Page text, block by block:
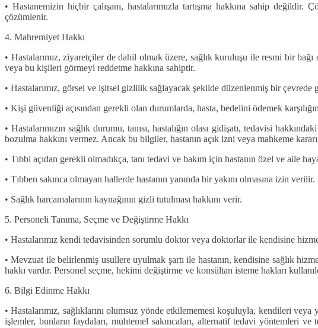
• Hastanemizin hiçbir çalışanı, hastalarımızla tartışma hakkına sahip
çözümlenir.
4. Mahremiyet Hakkı
• Hastalarımız, ziyaretçiler de dahil olmak üzere, sağlık kuruluşu ile resmi bir
veya bu kişileri görmeyi reddetme hakkına sahiptir.
• Hastalarımız, görsel ve işitsel gizlilik sağlayacak şekilde düzenlenmiş bir çevrede
• Kişi güvenliği açısından gerekli olan durumlarda, hasta, bedelini ödemek
• Hastalarımızın sağlık durumu, tanısı, hastalığın olası gidişatı, tedavisi
bozulma hakkını vermez. Ancak bu bilgiler, hastanın açık izni veya mahkeme
• Tıbbi açıdan gerekli olmadıkça, tanı tedavi ve bakım için hastanın özel ve aile
• Tıbben sakınca olmayan hallerde hastanın yanında bir yakını olmasına izin verilir.
• Sağlık harcamalarının kaynağının gizli tutulması hakkını verir.
5. Personeli Tanıma, Seçme ve Değiştirme Hakkı
• Hastalarımız kendi tedavisinden sorumlu doktor veya doktorlar ile kendisine
• Mevzuat ile belirlenmiş usullere uyulmak şartı ile hastanın, kendisine sağlık
hakkı vardır. Personel seçme, hekimi değiştirme ve konsültan isteme hakları
6. Bilgi Edinme Hakkı
• Hastalarımız, sağlıklarını olumsuz yönde etkilememesi koşuluyla, kendileri
işlemler, bunların faydaları, muhtemel sakıncaları, alternatif tedavi yöntemleri